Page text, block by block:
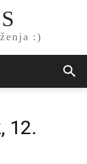
:)
12.